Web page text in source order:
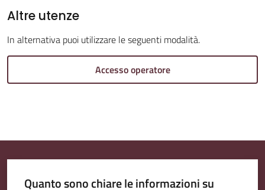
A
b
o
r
Altre utenze
In alternativa puoi utilizzare le seguenti modalità.
Accesso operatore
Quanto sono chiare le informazioni su